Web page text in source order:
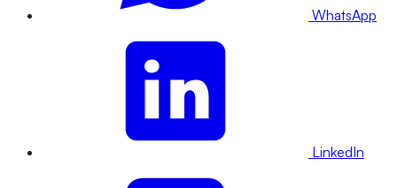
WhatsApp
LinkedIn